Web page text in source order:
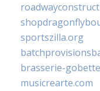
sportszilla.org
brasserie-
musicrearte.com